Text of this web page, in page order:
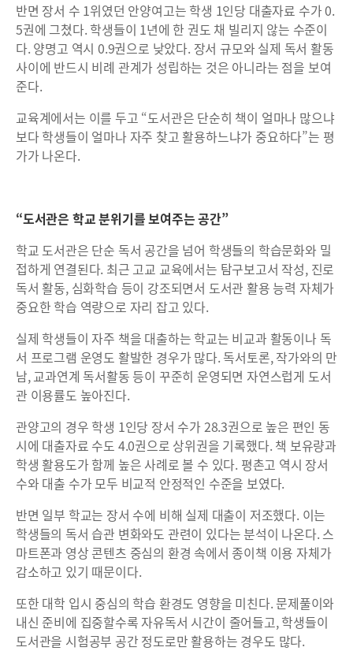
반면 장서 수 1위였던 안양여고는 학생 1인당 대출자료 수가 0.
5권에 그쳤다. 학생들이 1년에 한 권도 채 빌리지 않는 수준이
다. 양명고 역시 0.9권으로 낮았다. 장서 규모와 실제 독서 활동
사이에 반드시 비례 관계가 성립하는 것은 아니라는 점을 보여
준다.
교육계에서는 이를 두고 “도서관은 단순히 책이 얼마나 많으냐
보다 학생들이 얼마나 자주 찾고 활용하느냐가 중요하다”는 평
가가 나온다.
“도서관은 학교 분위기를 보여주는 공간”
학교 도서관은 단순 독서 공간을 넘어 학생들의 학습문화와 밀
접하게 연결된다. 최근 고교 교육에서는 탐구보고서 작성, 진로
독서 활동, 심화학습 등이 강조되면서 도서관 활용 능력 자체가
중요한 학습 역량으로 자리 잡고 있다.
실제 학생들이 자주 책을 대출하는 학교는 비교과 활동이나 독
서 프로그램 운영도 활발한 경우가 많다. 독서토론, 작가와의 만
남, 교과연계 독서활동 등이 꾸준히 운영되면 자연스럽게 도서
관 이용률도 높아진다.
관양고의 경우 학생 1인당 장서 수가 28.3권으로 높은 편인 동
시에 대출자료 수도 4.0권으로 상위권을 기록했다. 책 보유량과
학생 활용도가 함께 높은 사례로 볼 수 있다. 평촌고 역시 장서
수와 대출 수가 모두 비교적 안정적인 수준을 보였다.
반면 일부 학교는 장서 수에 비해 실제 대출이 저조했다. 이는
학생들의 독서 습관 변화와도 관련이 있다는 분석이 나온다. 스
마트폰과 영상 콘텐츠 중심의 환경 속에서 종이책 이용 자체가
감소하고 있기 때문이다.
또한 대학 입시 중심의 학습 환경도 영향을 미친다. 문제풀이와
내신 준비에 집중할수록 자유독서 시간이 줄어들고, 학생들이
도서관을 시험공부 공간 정도로만 활용하는 경우도 많다.